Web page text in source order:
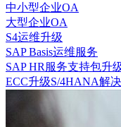
中小型企业OA
大型企业OA
S4运维升级
SAP Basis运维服务
SAP HR服务支持包升
ECC升级S/4HANA解